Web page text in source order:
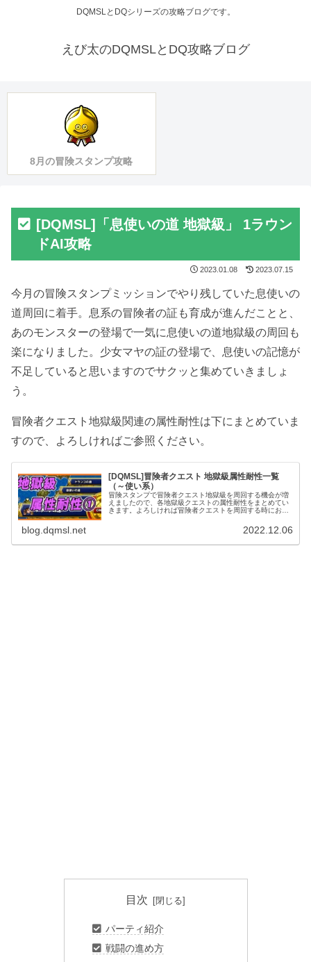
DQMSLとDQシリーズの攻略ブログです。
えび太のDQMSLとDQ攻略ブログ
8月の冒険スタンプ攻略
[DQMSL]「息使いの道 地獄級」 1ラウン
ドAI攻略
2023.01.08 2023.07.15
今月の冒険スタンプミッションでやり残していた息使いの
道周回に着手。息系の冒険者の証も育成が進んだことと、
あのモンスターの登場で一気に息使いの道地獄級の周回も
楽になりました。少女マヤの証の登場で、息使いの記憶が
不足していると思いますのでサクッと集めていきましょ
う。
冒険者クエスト地獄級関連の属性耐性は下にまとめていま
すので、よろしければご参照ください。
[DQMSL]冒険者クエスト 地獄級属性耐性一覧
（～使い系）
冒険スタンプで冒険者クエスト地獄級を周回する機会が増
えましたので、各地獄級クエストの属性耐性をまとめてい
きます。よろしければ冒険者クエストを周回する時にお役
「～使いの道系以外」で記事を分割しています。本記事は
「～使いの道系」の地獄級の属性耐性一覧です。
blog.dqmsl.net 2022.12.06
目次
パーティ紹介
戦闘の進め方